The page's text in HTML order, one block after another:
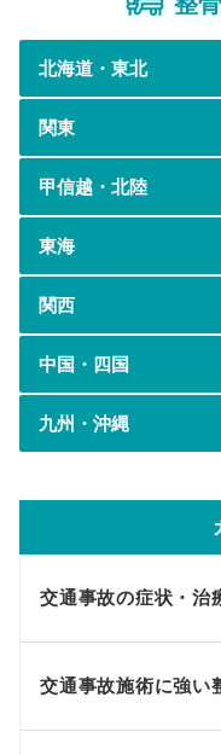
北海道・東北
関東
甲信越・北陸
東海
関西
中国・四国
九州・沖縄
交通事故の症状・治
交通事故施術に強い